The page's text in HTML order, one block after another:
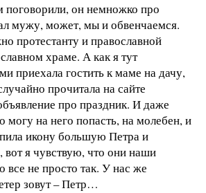
он немножко про
мужу, может, мы и обвенчаемся.
протестанту и православной
храме. А как я тут
приехала гостить к маме на дачу,
прочитала на сайте
про праздник. И даже
могу на него попасть, на молебен, и
икону большую Петра и
вот я чувствую, что они наши
все не просто так. У нас же
зовут – Петр…